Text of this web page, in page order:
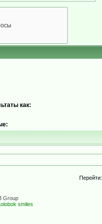
как:
Перейти:
Group
smiles